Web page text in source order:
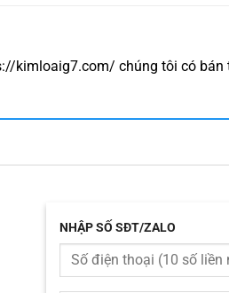
kimloaig7.com/ chúng tôi có bán
NHẬP SỐ SĐT/ZALO